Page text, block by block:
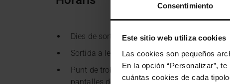
Consentimiento
Este sitio web utiliza cookies
Las cookies son pequeños
En la opción “Personalizar”,
cuántas cookies de cada
Dies de sortida: consulta el calendari de
Sortida a les 9.00 h i tornada a les 14.15 h.
Punt de trobada: Estació d'Autobusos
pantalles de l'estació per conèixer l'andana